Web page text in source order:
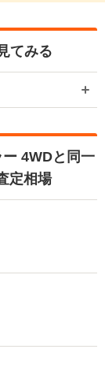
てみる
4WDと同一
定相場